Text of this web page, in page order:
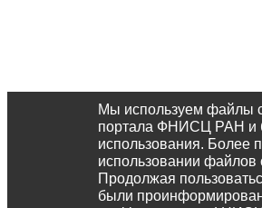
Мы используем файлы
портала ФНИСЦ РАН и
использования.
использовании
Продолжая
были